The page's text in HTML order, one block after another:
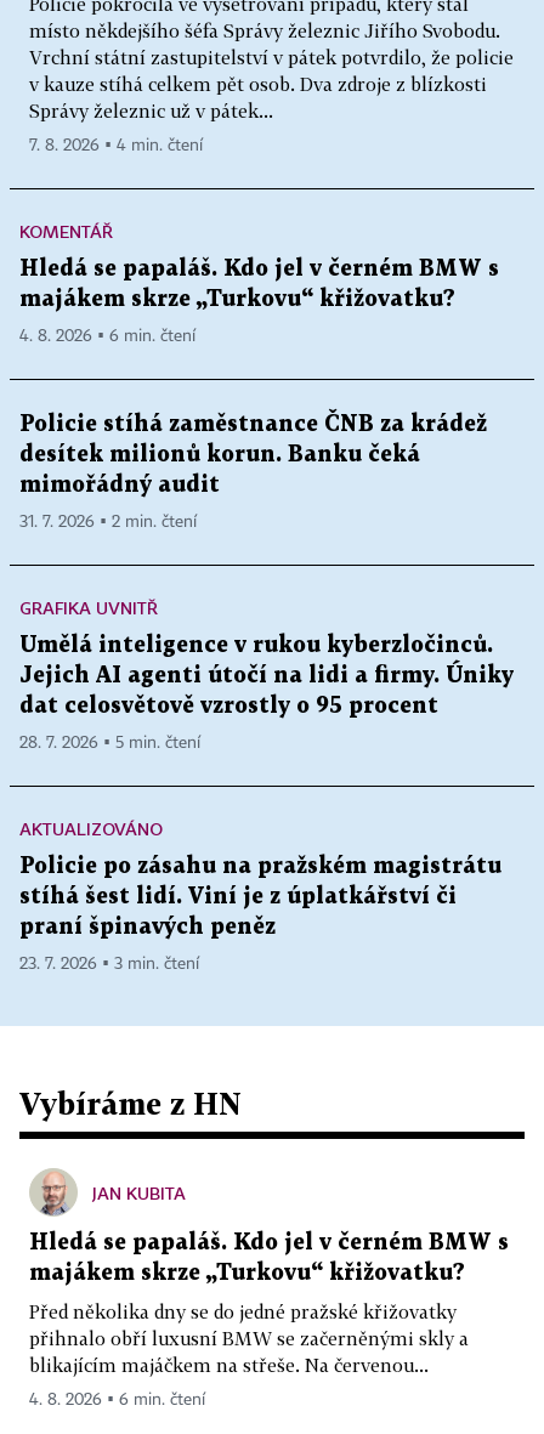
místo někdejšího šéfa Správy železnic Jiřího Svobodu.
Vrchní státní zastupitelství v pátek potvrdilo, že policie
v kauze stíhá celkem pět osob. Dva zdroje z blízkosti
Správy železnic už v pátek...
7. 8. 2026 ▪ 4 min. čtení
KOMENTÁŘ
Hledá se papaláš. Kdo jel v černém BMW s
majákem skrze „Turkovu“ křižovatku?
4. 8. 2026 ▪ 6 min. čtení
Policie stíhá zaměstnance ČNB za krádež
desítek milionů korun. Banku čeká
mimořádný audit
31. 7. 2026 ▪ 2 min. čtení
GRAFIKA UVNITŘ
Umělá inteligence v rukou kyberzločinců.
Jejich AI agenti útočí na lidi a firmy. Úniky
dat celosvětově vzrostly o 95 procent
28. 7. 2026 ▪ 5 min. čtení
AKTUALIZOVÁNO
Policie po zásahu na pražském magistrátu
stíhá šest lidí. Viní je z úplatkářství či
praní špinavých peněz
23. 7. 2026 ▪ 3 min. čtení
Vybíráme z HN
JAN KUBITA
Hledá se papaláš. Kdo jel v černém BMW s
majákem skrze „Turkovu“ křižovatku?
Před několika dny se do jedné pražské křižovatky
přihnalo obří luxusní BMW se začerněnými skly a
blikajícím majáčkem na střeše. Na červenou...
4. 8. 2026 ▪ 6 min. čtení